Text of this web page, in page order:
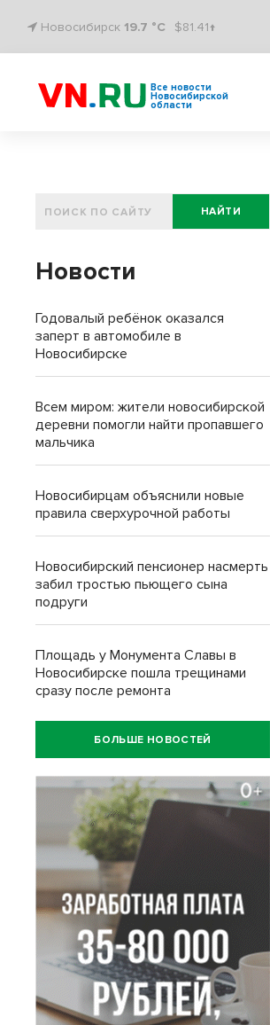
Новосибирск 19.7 °C $81.41↑
Все новости
Новосибирской
области
НАЙТИ
Новости
Годовалый ребёнок оказался
заперт в автомобиле в
Новосибирске
Всем миром: жители новосибирской
деревни помогли найти пропавшего
мальчика
Новосибирцам объяснили новые
правила сверхурочной работы
Новосибирский пенсионер насмерть
забил тростью пьющего сына
подруги
Площадь у Монумента Славы в
Новосибирске пошла трещинами
сразу после ремонта
БОЛЬШЕ НОВОСТЕЙ